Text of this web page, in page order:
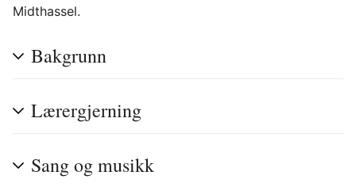
Midthassel.
Bakgrunn
Lærergjerning
Sang og musikk